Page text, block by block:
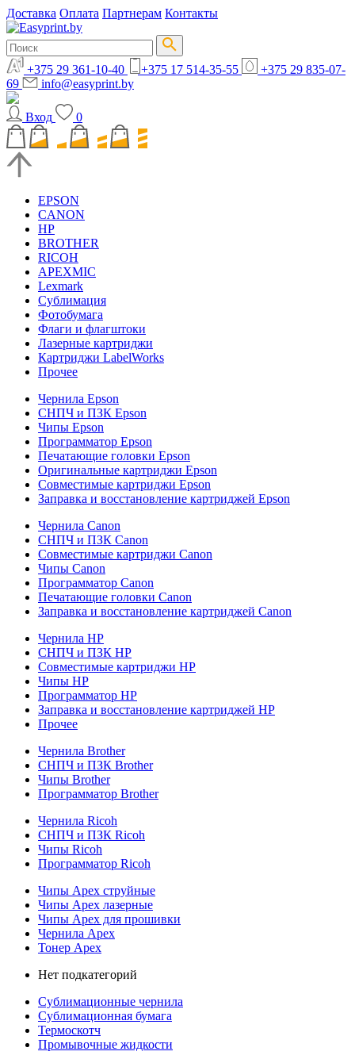
Доставка Оплата Партнерам Контакты
+375 29 361-10-40 +375 17 514-35-55
+375 29 835-07-
69
info@easyprint.by
Вход 0
EPSON
CANON
HP
BROTHER
RICOH
APEXMIC
Lexmark
Сублимация
Фотобумага
Флаги и флагштоки
Лазерные картриджи
Картриджи LabelWorks
Прочее
Чернила Epson
СНПЧ и ПЗК Epson
Чипы Epson
Программатор Epson
Печатающие головки Epson
Оригинальные картриджи Epson
Совместимые картриджи Epson
Заправка и восстановление картриджей Epson
Чернила Canon
СНПЧ и ПЗК Canon
Совместимые картриджи Canon
Чипы Canon
Программатор Canon
Печатающие головки Canon
Заправка и восстановление картриджей Canon
Чернила HP
СНПЧ и ПЗК HP
Совместимые картриджи HP
Чипы HP
Программатор HP
Заправка и восстановление картриджей HP
Прочее
Чернила Brother
СНПЧ и ПЗК Brother
Чипы Brother
Программатор Brother
Чернила Ricoh
СНПЧ и ПЗК Ricoh
Чипы Ricoh
Программатор Ricoh
Чипы Apex струйные
Чипы Apex лазерные
Чипы Apex для прошивки
Чернила Apex
Тонер Apex
Нет подкатегорий
Сублимационные чернила
Сублимационная бумага
Термоскотч
Промывочные жидкости